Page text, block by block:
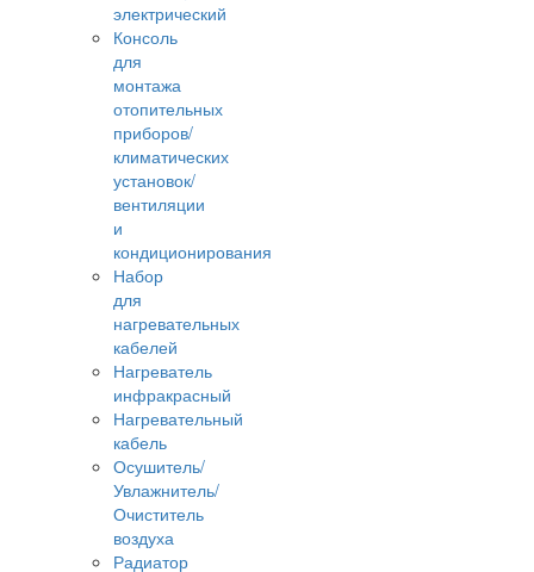
электрический
Консоль
для
монтажа
отопительных
приборов/
климатических
установок/
вентиляции
и
кондиционирования
Набор
для
нагревательных
кабелей
Нагреватель
инфракрасный
Нагревательный
кабель
Осушитель/
Увлажнитель/
Очиститель
воздуха
Радиатор